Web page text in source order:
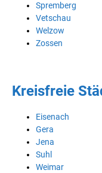
Spremberg
Vetschau
Welzow
Zossen
Kreisfreie
Eisenach
Gera
Jena
Suhl
Weimar